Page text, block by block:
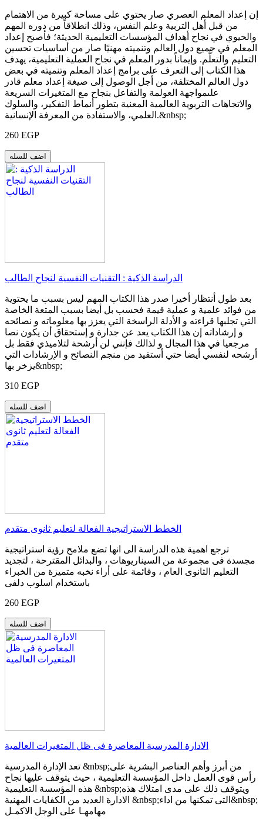
إن إعداد المعلم العصري صار يحتوي على مساحة كبيرة من الاهتمام
من قبل أهل التربية وعلم النفس، وذلك انطلاقاً من دوره المهم
والحيوي في نجاح أهداف المؤسسات التعليمية الحديثة؛ فأصبح إعداد
المعلم في جميع دول العالم وتنميته مهنيًا صار من أساسيات تحسين
التعليم والتعلُّم. وإيماناً بدور المعلم في نجاح العملية التعليمية، يهدف
هذا الكتاب إلى التعرف على برامج إعداد المعلم وتنميته في بعض
دول العالم المختلفة، من أجل الوصول إلى صيغة إعداد معلم قادر
علىمواجهة العولمة والتفاعل بنجاح مع المتغيرات السريعة
والاتجاهات التربوية العالمية المعنية بتطور أنماط التفكير، والسلوك
العلمي، والاستفادة من المعرفة الإنسانية.&nbsp;
260 EGP
اضف للسله
الدراسة الذكية : التقنيات النفسية لنجاح الطالب
بعد طول أنتظار أخيرا صدر هذا الكتاب المهم ليس بسبب ما يحتوية
من فوائد علمية و عملية قيمة فحسب بل أيضا بسبب المتعة الخاصة
التي تجلبها قراءته و الأدلة الراسخة التي يعزز بها معلوماته و نصائحه
و إرشاداته إن هذا الكتاب يعد عن جدارة و إستحقاق أن يكون نصا
مرجعيا في هذا المجال و لذالك فإنني لن أرشحة لتلاميذي فقط بل
أرشحه لنفسي أيضا حتي أستفيد من منجم النصائح و الإرشادات التي
يزخر بها&nbsp;
310 EGP
اضف للسله
الخطط الاستراتيجية الفعالة لتعليم ثانوى متقدم
ترجع اهمية هذه الدراسة الى انها تضع ملامح رؤية استراتيجية
مجسدة فى مجموعة من السيناريوهات ، والبدائل المقترحة ، لتجديد
التعليم الثانوى العام ، وقائمة على أراء نخبه متميزة من الخبراء
باستخدام اسلوب دلفى
260 EGP
اضف للسله
الادارة المدرسية المعاصرة فى ظل المتغيرات العالمية
تعد الإدارة المدرسية &nbsp;من أبرز وأهم العناصر البشرية على
رأس قوى العمل داخل المؤسسة التعليمية ، حيث يتوقف عليها نجاح
هذه المؤسسة التعليمية &nbsp;ويتوقف ذلك على مدى امتلاك هذه
الادارة العديد من الكفايات المهنية &nbsp;التى تمكنها من اداء&nbsp;
مهامهـا على الوجل الاكمـل